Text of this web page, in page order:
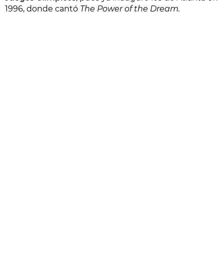
1996, donde cantó The Power of the Dream.